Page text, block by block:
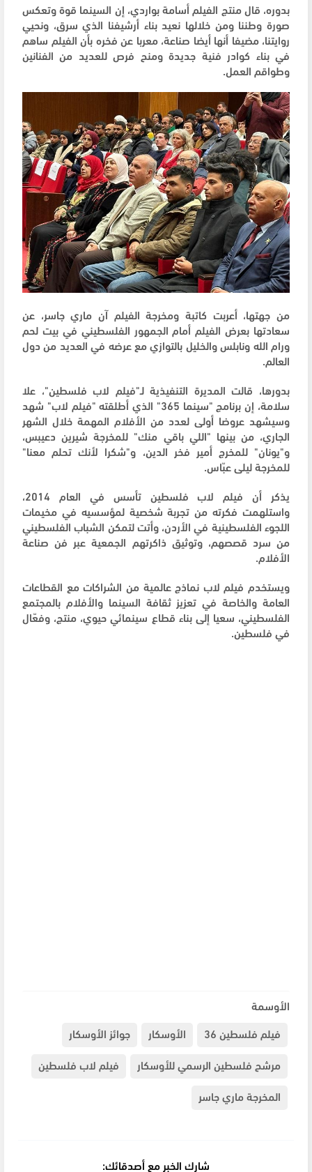
بدوره، قال منتج الفيلم أسامة بواردي، إن السينما قوة وتعكس
صورة وطننا ومن خلالها نعيد بناء أرشيفنا الذي سرق، ونحيي
روايتنا، مضيفا أنها أيضا صناعة، معربا عن فخره بأن الفيلم ساهم
في بناء كوادر فنية جديدة ومنح فرص للعديد من الفنانين
وطواقم العمل.
من جهتها، أعربت كاتبة ومخرجة الفيلم آن ماري جاسر، عن
سعادتها بعرض الفيلم أمام الجمهور الفلسطيني في بيت لحم
ورام الله ونابلس والخليل بالتوازي مع عرضه في العديد من دول
العالم.
بدورها، قالت المديرة التنفيذية لـ"فيلم لاب فلسطين"، علا
سلامة، إن برنامج "سينما 365" الذي أطلقته "فيلم لاب" شهد
وسيشهد عروضا أولى لعدد من الأفلام المهمة خلال الشهر
الجاري، من بينها "اللي باقي منك" للمخرجة شيرين دعيبس،
و"يونان" للمخرج أمير فخر الدين، و"شكرا لأنك تحلم معنا"
للمخرجة ليلى عبّاس.
يذكر أن فيلم لاب فلسطين تأسس في العام 2014،
واستلهمت فكرته من تجربة شخصية لمؤسسيه في مخيمات
اللجوء الفلسطينية في الأردن، وأتت لتمكن الشباب الفلسطيني
من سرد قصصهم، وتوثيق ذاكرتهم الجمعية عبر فن صناعة
الأفلام.
ويستخدم فيلم لاب نماذج عالمية من الشراكات مع القطاعات
العامة والخاصة في تعزيز ثقافة السينما والأفلام بالمجتمع
الفلسطيني، سعيا إلى بناء قطاع سينمائي حيوي، منتج، وفعّال
في فلسطين.
الأوسمة
فيلم فلسطين 36
الأوسكار
جوائز الأوسكار
مرشح فلسطين الرسمي للأوسكار
فيلم لاب فلسطين
المخرجة ماري جاسر
شارك الخبر مع أصدقائك: